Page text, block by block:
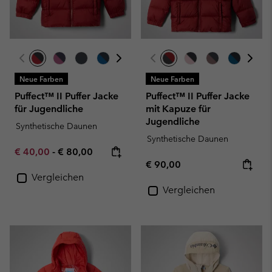
Neue Farben
Puffect™ II Puffer Jacke
für Jugendliche
Synthetische Daunen
Minimum sale price:
€ 40,00 - Maximum price:
€ 80,00
Vergleichen
Neue Farben
Puffect™ II Puffer Jacke
mit Kapuze für
Jugendliche
Synthetische Daunen
Regular price:
€ 90,00
Vergleichen